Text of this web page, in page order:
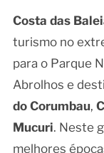
Costa das
turismo no
para o Parque
Abrolhos e
do Corumbau,
Mucuri. Neste
melhores